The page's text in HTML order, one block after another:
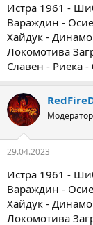
Истра 1961 -
Вараждин -
Хайдук - Динамо
Локомотива
Славен - Риека -
Модератор
29.04.2023
Истра 1961 -
Вараждин -
Хайдук - Динамо
Локомотива